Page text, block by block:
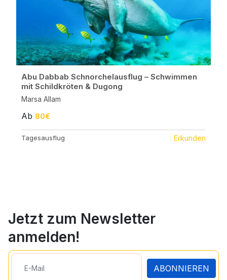
Abu Dabbab Schnorchelausflug – Schwimmen
mit Schildkröten & Dugong
Marsa Allam
Ab 80€
Tagesausflug Erkunden
Jetzt zum Newsletter
anmelden!
ABONNIEREN